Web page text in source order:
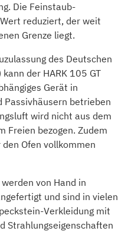
Die Feinstaub-
reduziert, der weit
Grenze liegt.
des Deutschen
der HARK 105 GT
Gerät in
Passivhäusern betrieben
wird nicht aus dem
Freien bezogen. Zudem
Ofen vollkommen
von Hand in
und sind in vielen
Verkleidung mit
Strahlungseigenschaften